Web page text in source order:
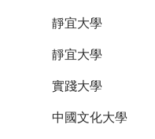
靜宜大學
靜宜大學
實踐大學
中國文化大學